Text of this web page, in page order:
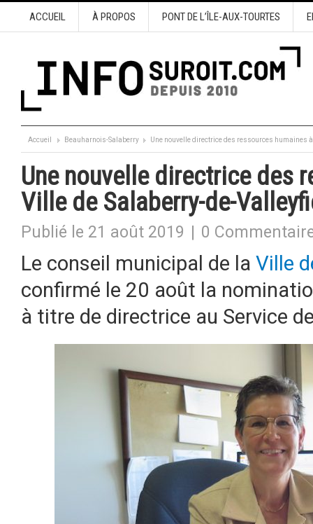
ACCUEIL À PROPOS PONT DE L’ÎLE-AUX-TOURTES
Accueil Beauharnois-Salaberry Une nouvelle directrice des ressources humaines
Une nouvelle directrice des
Ville de Salaberry-de-
Publié le 21 août 2019 0
Le conseil municipal de la Ville
confirmé le 20 août la
à titre de directrice au Service